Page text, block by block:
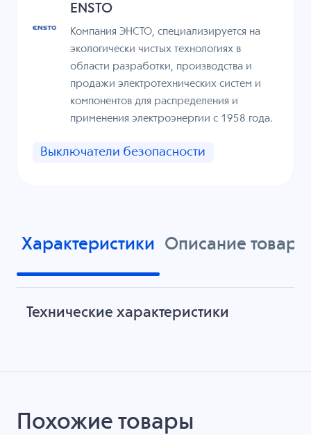
ENSTO
Компания ЭНСТО, специализируется на
экологически чистых технологиях в
области разработки, производства и
продажи электротехнических систем и
компонентов для распределения и
применения электроэнергии с 1958 года.
Выключатели безопасности
Характеристики Описание товара
Технические характеристики
Похожие товары